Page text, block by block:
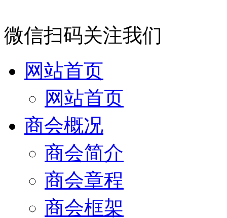
微信扫码关注我们
网站首页
网站首页
商会概况
商会简介
商会章程
商会框架